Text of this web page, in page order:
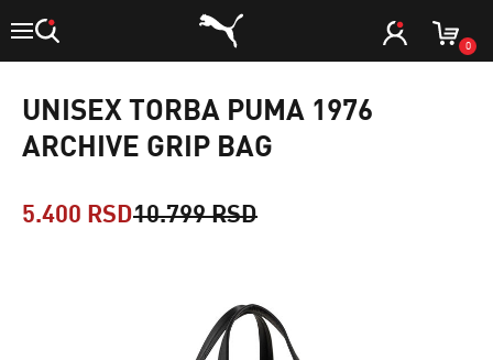
0
UNISEX TORBA PUMA 1976
ARCHIVE GRIP BAG
5.400 RSD10.799 RSD